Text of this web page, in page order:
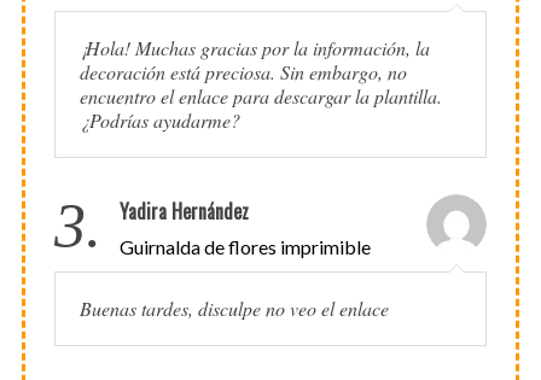
¡Hola! Muchas gracias por la información, la
decoración está preciosa. Sin embargo, no
encuentro el enlace para descargar la plantilla.
¿Podrías ayudarme?
3. Yadira Hernández
Guirnalda de flores imprimible
Buenas tardes, disculpe no veo el enlace